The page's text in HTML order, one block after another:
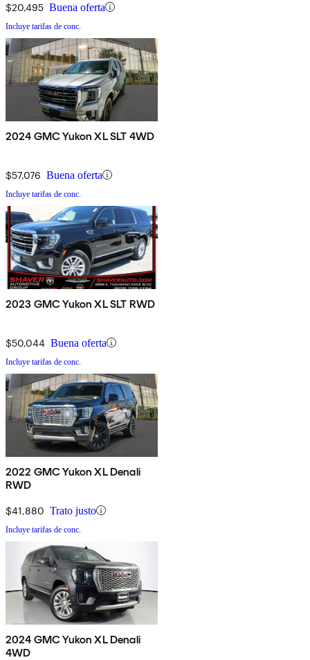
$20,495 Buena oferta
Incluye tarifas de conc.
2024 GMC Yukon XL SLT 4WD
$57,076 Buena oferta
Incluye tarifas de conc.
2023 GMC Yukon XL SLT RWD
$50,044 Buena oferta
Incluye tarifas de conc.
2022 GMC Yukon XL Denali
RWD
$41,880 Trato justo
Incluye tarifas de conc.
2024 GMC Yukon XL Denali
4WD